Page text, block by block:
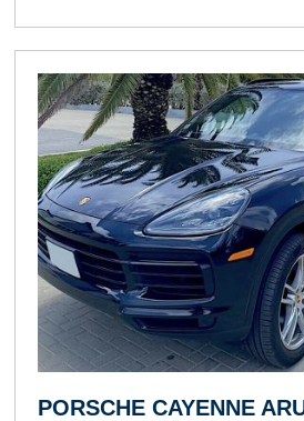
PORSCHE CAYENNE